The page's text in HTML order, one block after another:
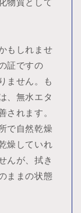
物質として
もしれませ
証ですの
ません。も
、無水エタ
されます。
で自然乾燥
燥していれ
んが、拭き
ままの状態